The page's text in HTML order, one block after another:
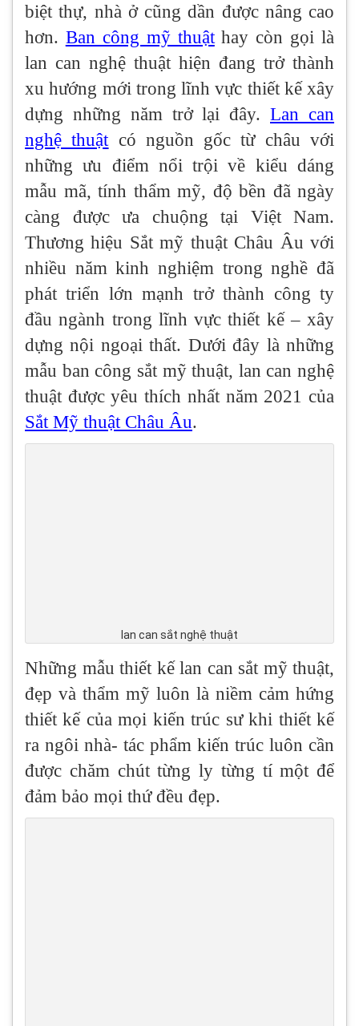
biệt thự, nhà ở cũng dần được nâng cao
hơn. Ban công mỹ thuậthay còn gọi là
lan can nghệ thuật hiện đang trở thành
xu hướng mới trong lĩnh vực thiết kế xây
dựng những năm trở lại đây.Lan can
nghệ thuật có nguồn gốc từ châu với
những ưu điểm nổi trội về kiểu dáng
mẫu mã, tính thẩm mỹ, độ bền đã ngày
càng được ưa chuộng tại Việt Nam.
Thương hiệu Sắt mỹ thuật Châu Âu với
nhiều năm kinh nghiệm trong nghề đã
phát triển lớn mạnh trở thành công ty
đầu ngành trong lĩnh vực thiết kế – xây
dựng nội ngoại thất. Dưới đây là những
mẫu ban công sắt mỹ thuật, lan can nghệ
thuật được yêu thích nhất năm 2021 của
Sắt Mỹ thuật Châu Âu.
lan can sắt nghệ thuật
Những mẫu thiết kế lan can sắt mỹ thuật,
đẹp và thẩm mỹ luôn là niềm cảm hứng
thiết kế của mọi kiến trúc sư khi thiết kế
ra ngôi nhà- tác phẩm kiến trúc luôn cần
được chăm chút từng ly từng tí một để
đảm bảo mọi thứ đều đẹp.